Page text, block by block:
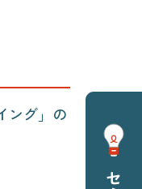
ング」の